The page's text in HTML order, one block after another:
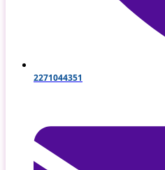
2271044351